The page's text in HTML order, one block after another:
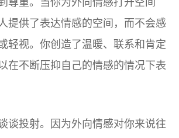
提供了表达情感的空间，而不会感
轻视。你创造了温暖、联系和肯定
在不断压抑自己的情感的情况下表
谈投射。因为外向情感对你来说往